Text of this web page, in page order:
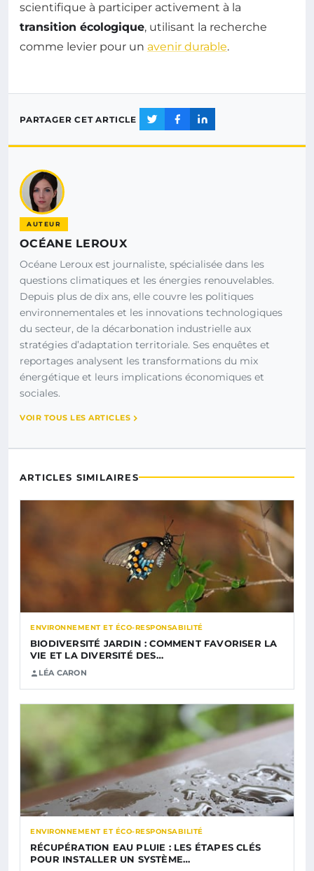
scientifique à participer activement à la
transition écologique, utilisant la recherche
comme levier pour un avenir durable.
PARTAGER CET ARTICLE
AUTEUR
OCÉANE LEROUX
Océane Leroux est journaliste, spécialisée dans les
questions climatiques et les énergies renouvelables.
Depuis plus de dix ans, elle couvre les politiques
environnementales et les innovations technologiques
du secteur, de la décarbonation industrielle aux
stratégies d’adaptation territoriale. Ses enquêtes et
reportages analysent les transformations du mix
énergétique et leurs implications économiques et
sociales.
VOIR TOUS LES ARTICLES
ARTICLES SIMILAIRES
ENVIRONNEMENT ET ÉCO-RESPONSABILITÉ
BIODIVERSITÉ JARDIN : COMMENT FAVORISER LA
VIE ET LA DIVERSITÉ DES…
LÉA CARON
ENVIRONNEMENT ET ÉCO-RESPONSABILITÉ
RÉCUPÉRATION EAU PLUIE : LES ÉTAPES CLÉS
POUR INSTALLER UN SYSTÈME…